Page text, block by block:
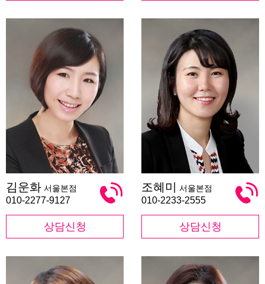
운
화
김운화 서울본점
010-2277-9127
상담신청
혜
미
조혜미 서울본점
010-2233-2555
상담신청